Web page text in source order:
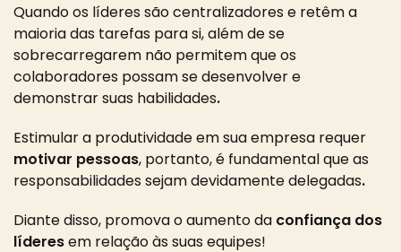
Quando os líderes são centralizadores e retêm a
maioria das tarefas para si, além de se
sobrecarregarem não permitem que os
colaboradores possam se desenvolver e
demonstrar suas habilidades.
Estimular a produtividade em sua empresa requer
motivar pessoas, portanto, é fundamental que as
responsabilidades sejam devidamente delegadas.
Diante disso, promova o aumento da confiança dos
líderesem relação às suas equipes!